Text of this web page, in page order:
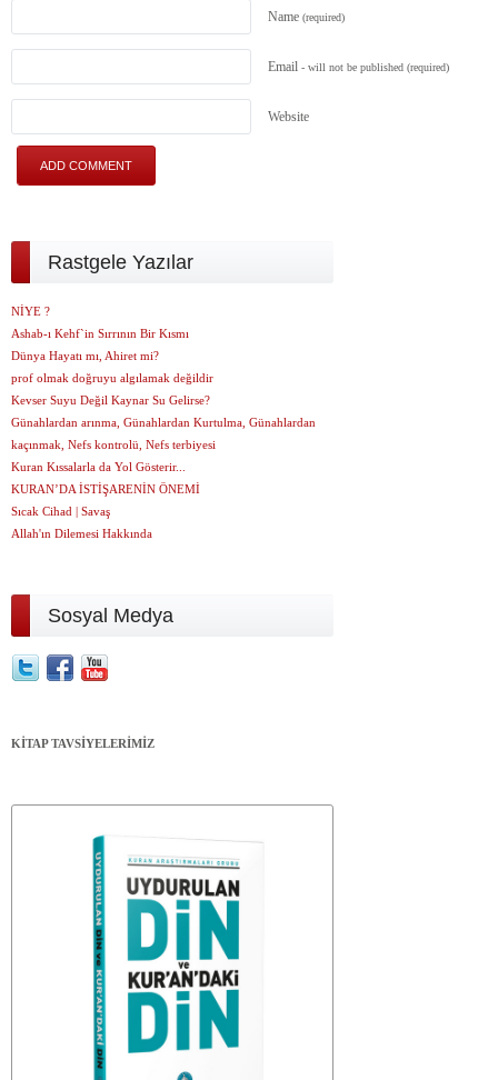
Name (required)
Email - will not be published (required)
Website
Rastgele Yazılar
NİYE ?
Ashab-ı Kehf`in Sırrının Bir Kısmı
Dünya Hayatı mı, Ahiret mi?
prof olmak doğruyu algılamak değildir
Kevser Suyu Değil Kaynar Su Gelirse?
Günahlardan arınma, Günahlardan Kurtulma, Günahlardan
kaçınmak, Nefs kontrolü, Nefs terbiyesi
Kuran Kıssalarla da Yol Gösterir...
KURAN’DA İSTİŞARENİN ÖNEMİ
Sıcak Cihad | Savaş
Allah'ın Dilemesi Hakkında
Sosyal Medya
KİTAP TAVSİYELERİMİZ